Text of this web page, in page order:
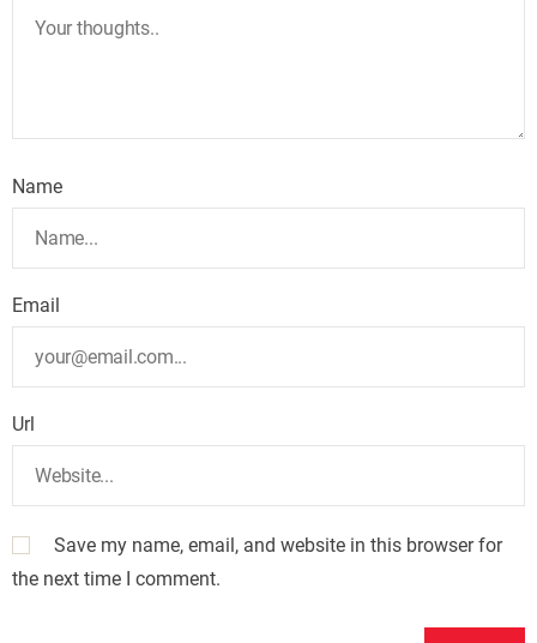
Name
Email
Url
Save my name, email, and website in this browser for
the next time I comment.